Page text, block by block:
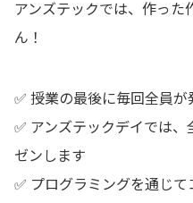
アンズテックでは、作った
ん！
✅ 授業の最後に毎回全員
✅ アンズテックデイでは
ゼンします
✅ プログラミングを通じ